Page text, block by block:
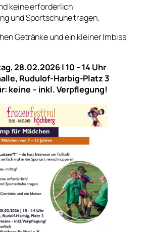
keine erforderlich!
und Sportschuhe tragen.
Getränke und ein kleiner Imbiss
28.02.2026 | 10 – 14 Uhr
Rudulof-Harbig-Platz 3
keine – inkl. Verpflegung!